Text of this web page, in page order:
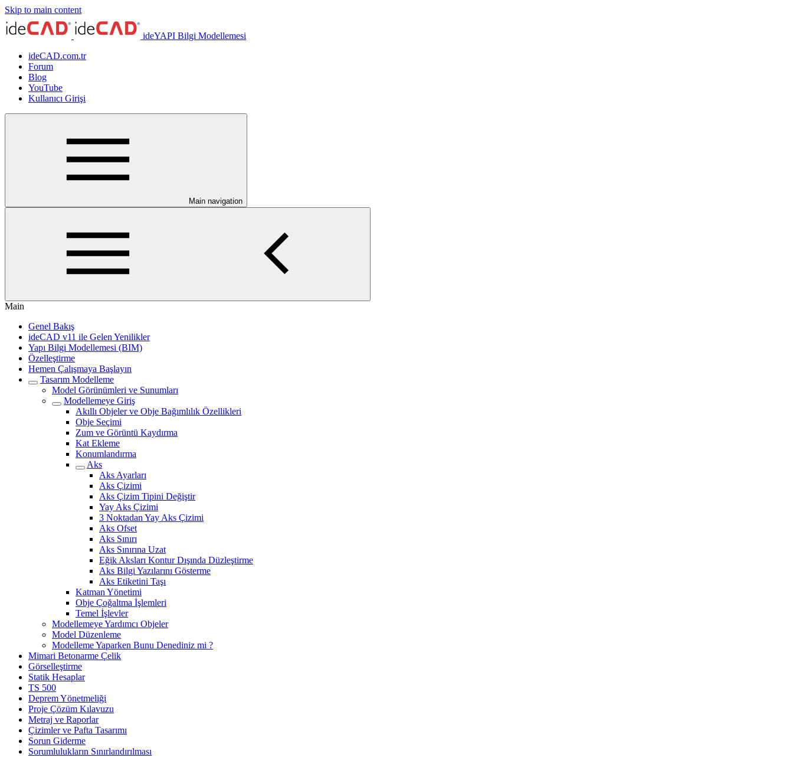
Skip to main content
ideYAPI Bilgi Modellemesi
ideCAD.com.tr
Forum
Blog
YouTube
Kullanıcı Girişi
Main navigation
Main
Genel Bakış
ideCAD v11 ile Gelen Yenilikler
Yapı Bilgi Modellemesi (BIM)
Özelleştirme
Hemen Çalışmaya Başlayın
Tasarım Modelleme
Model Görünümleri ve Sunumları
Modellemeye Giriş
Akıllı Objeler ve Obje Bağımlılık Özellikleri
Obje Seçimi
Zum ve Görüntü Kaydırma
Kat Ekleme
Konumlandırma
Aks
Aks Ayarları
Aks Çizimi
Aks Çizim Tipini Değiştir
Yay Aks Çizimi
3 Noktadan Yay Aks Çizimi
Aks Ofset
Aks Sınırı
Aks Sınırına Uzat
Eğik Aksları Kontur Dışında Düzleştirme
Aks Bilgi Yazılarını Gösterme
Aks Etiketini Taşı
Katman Yönetimi
Obje Çoğaltma İşlemleri
Temel İşlevler
Modellemeye Yardımcı Objeler
Model Düzenleme
Modelleme Yaparken Bunu Denediniz mi ?
Mimari Betonarme Çelik
Görselleştirme
Statik Hesaplar
TS 500
Deprem Yönetmeliği
Proje Çözüm Kılavuzu
Metraj ve Raporlar
Çizimler ve Pafta Tasarımı
Sorun Giderme
Sorumlulukların Sınırlandırılması